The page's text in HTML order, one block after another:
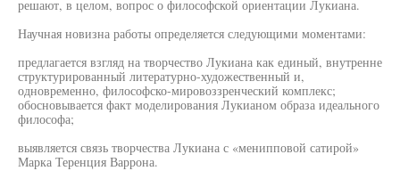
решают, в целом, вопрос о философской ориентации Лукиана.
Научная новизна работы определяется следующими моментами:
предлагается взгляд на творчество Лукиана как единый, внутренне
структурированный литературно-художественный и,
одновременно, философско-мировоззренческий комплекс;
обосновывается факт моделирования Лукианом образа идеального
философа;
выявляется связь творчества Лукиана с «менипповой сатирой»
Марка Теренция Варрона.